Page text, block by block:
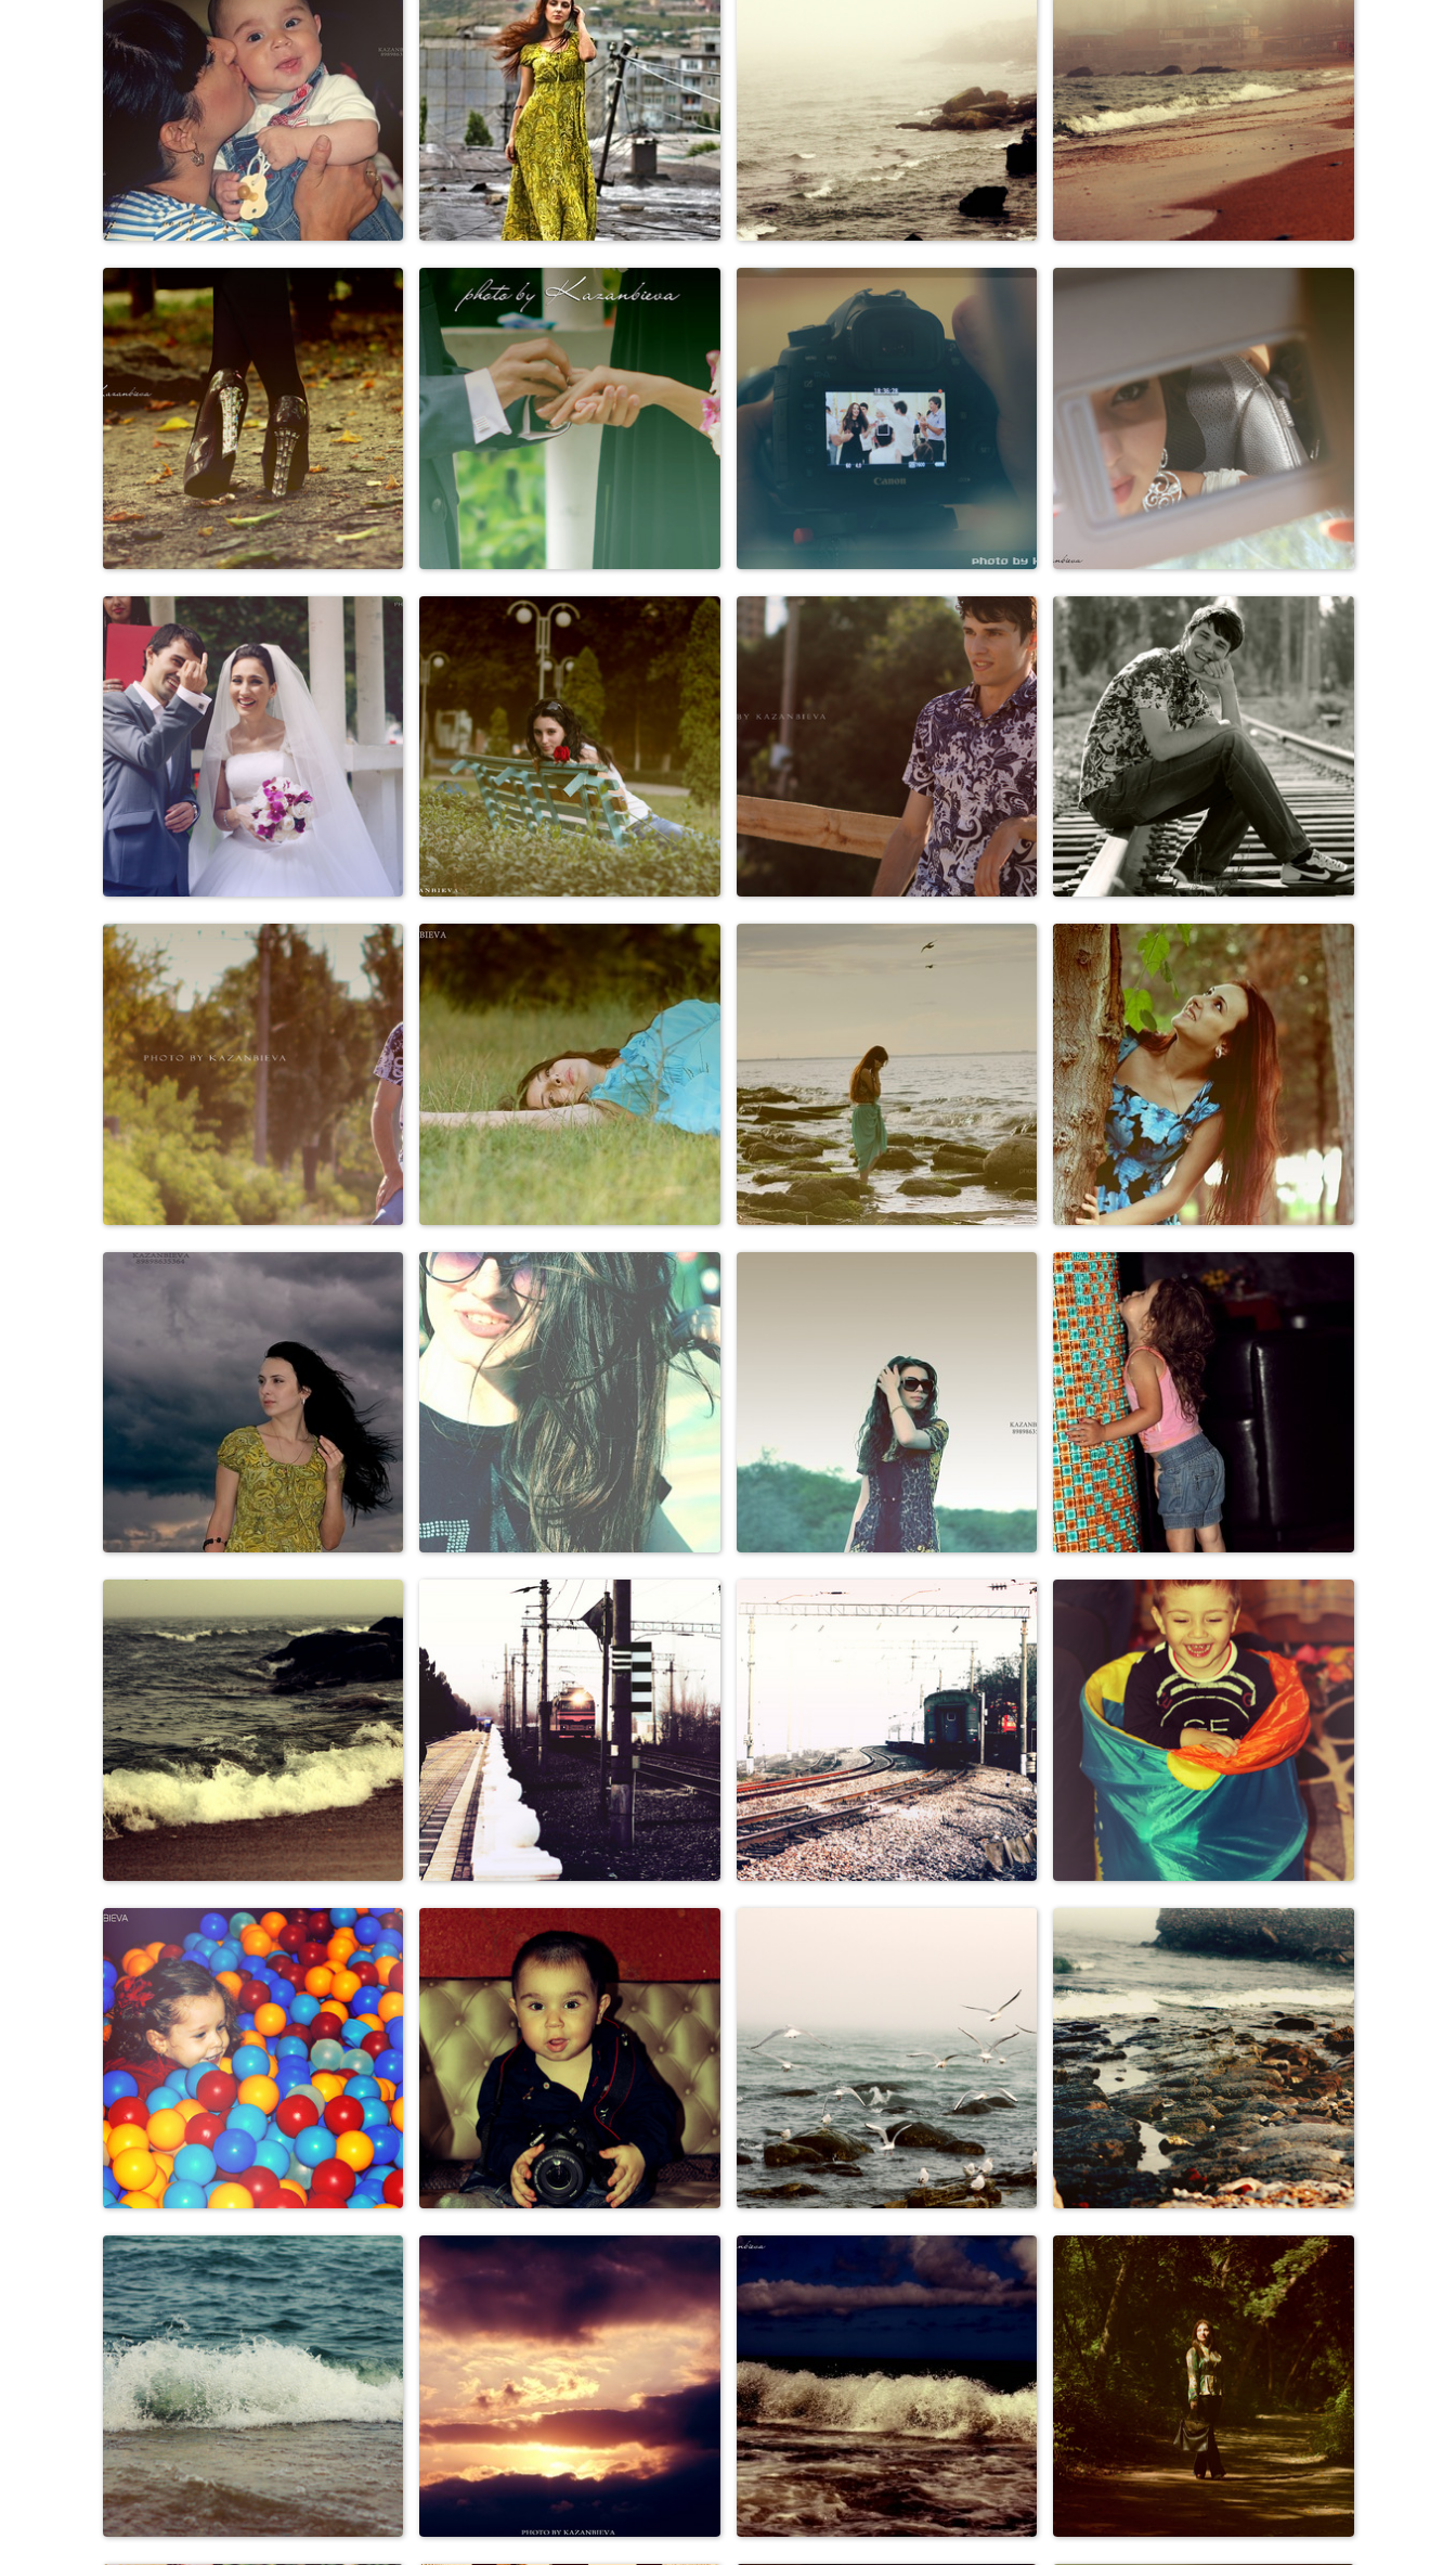
Свадьбы Персоны Персоны Персоны
Персоны Персоны Природа Природа
Персоны Свадьбы Свадьбы Свадьбы
Свадьбы Персоны Персоны Персоны
Персоны Персоны Персоны Персоны
Персоны Персоны Персоны Семья, дети
Пейзажи Пейзажи Пейзажи Семья, дети
Семья, дети Семья, дети Природа Природа